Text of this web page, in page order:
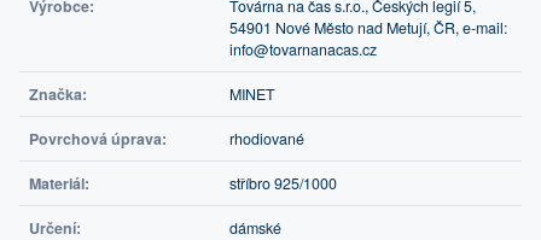
Výrobce:
Továrna na čas s.r.o., Českých legií 5,
54901 Nové Město nad Metují, ČR, e-mail:
info@tovarnanacas.cz
Značka: MINET
Povrchová úprava: rhodiované
Materiál: stříbro 925/1000
Určení: dámské